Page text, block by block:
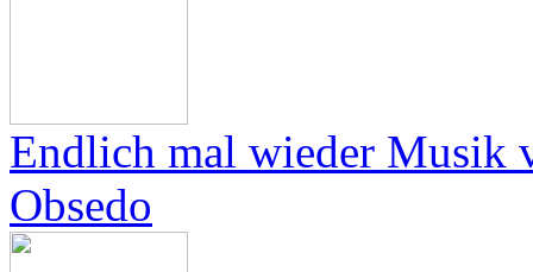
Endlich mal wieder Musik
Obsedo